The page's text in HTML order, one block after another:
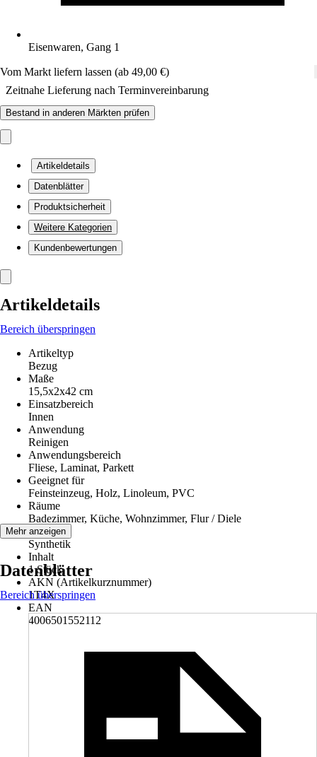
Eisenwaren, Gang 1
Vom Markt liefern lassen (ab 49,00 €)
Zeitnahe Lieferung nach Terminvereinbarung
Bestand in anderen Märkten prüfen
Artikeldetails
Datenblätter
Produktsicherheit
Weitere Kategorien
Kundenbewertungen
Artikeldetails
Bereich überspringen
Artikeltyp
Bezug
Maße
15,5x2x42 cm
Einsatzbereich
Innen
Anwendung
Reinigen
Anwendungsbereich
Fliese, Laminat, Parkett
Geeignet für
Feinsteinzeug, Holz, Linoleum, PVC
Räume
Badezimmer, Küche, Wohnzimmer, Flur / Diele
Material
Synthetik
Inhalt
1 Stück
AKN (Artikelkurznummer)
1T4X
EAN
4006501552112
Mehr anzeigen
Datenblätter
Bereich überspringen